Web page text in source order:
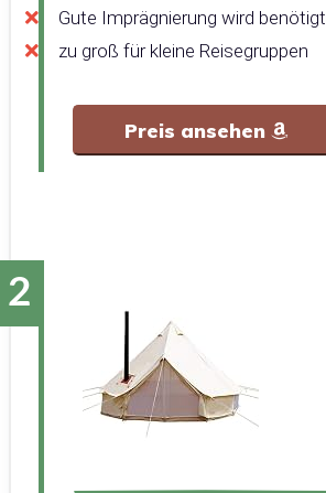
Gute Imprägnierung wird benötigt
zu groß für kleine Reisegruppen
Preis ansehen